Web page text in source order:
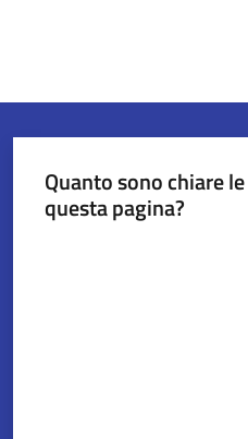
Quanto sono chiare
questa pagina?